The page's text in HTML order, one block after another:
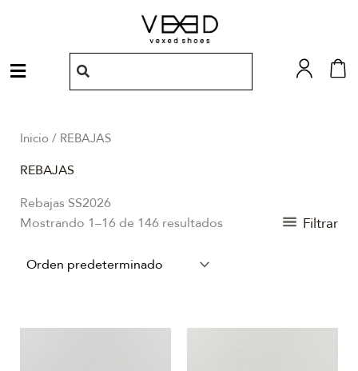
Menú
Inicio/ REBAJAS
REBAJAS
Rebajas SS2026
Mostrando 1–16 de 146 resultados
Filtrar